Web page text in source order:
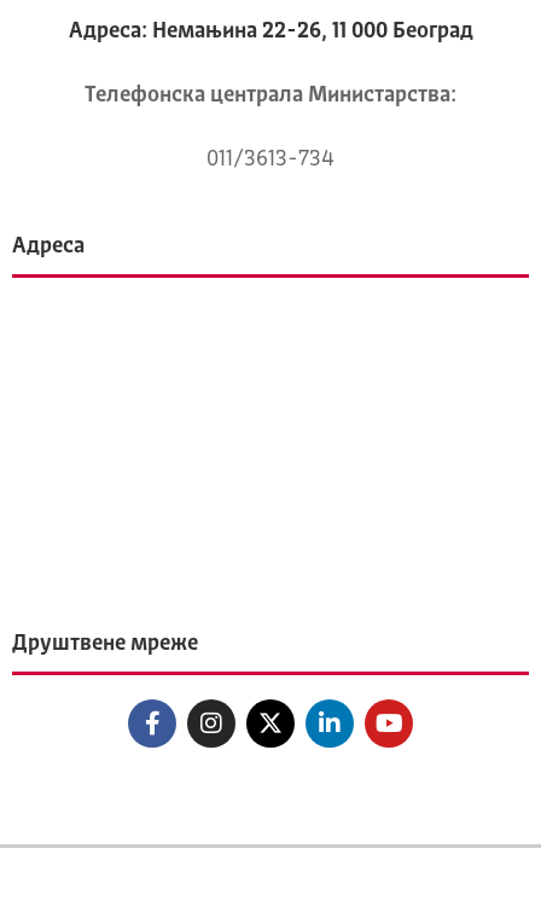
Адреса: Немањина 22-26, 11 000 Београд
Телeфонска централа Mинистарства:
011/3613-734
Адреса
Друштвене мреже